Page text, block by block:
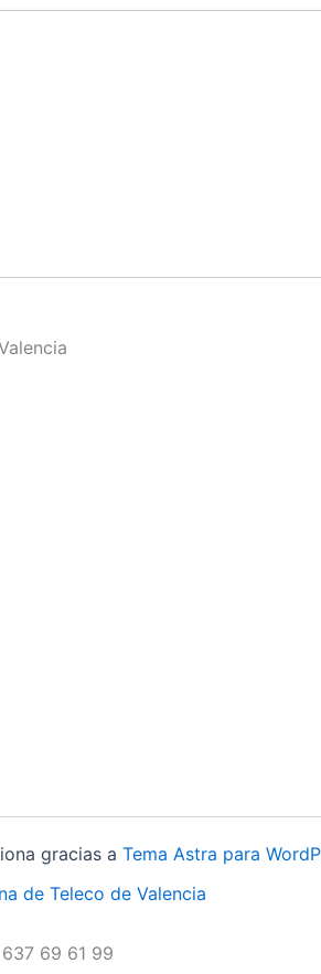
gracias a Tema Astra para
de Teleco de Valencia
69 61 99